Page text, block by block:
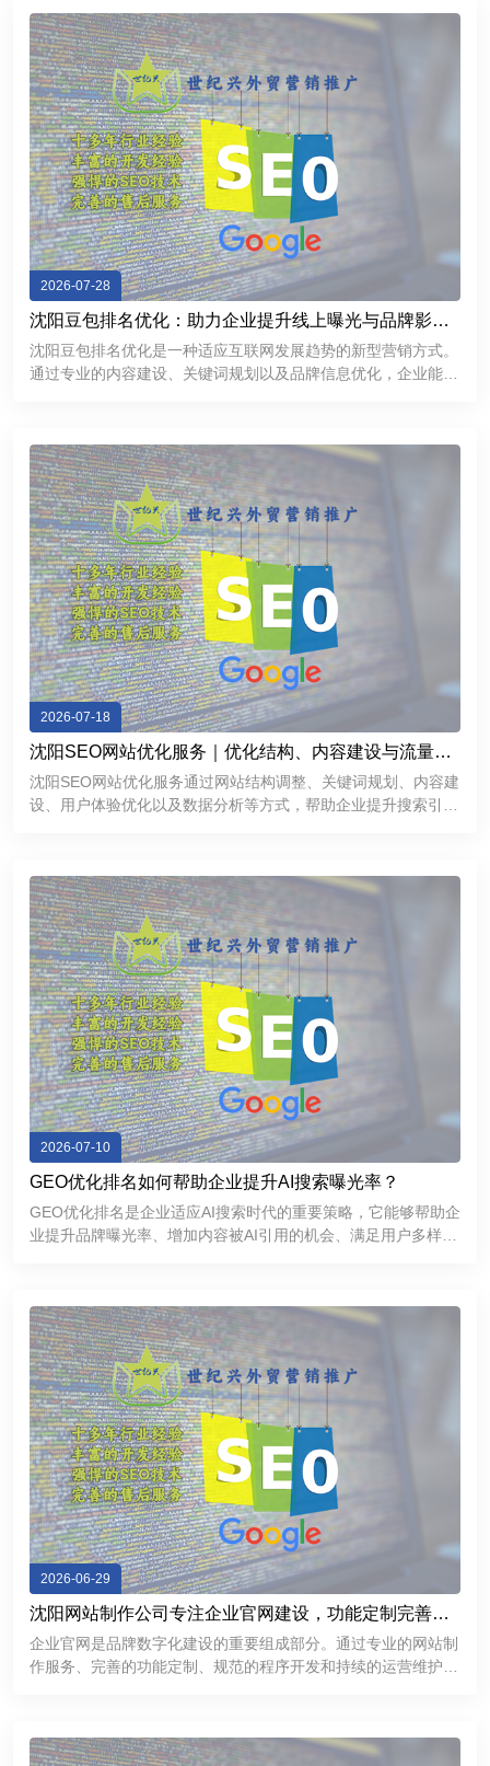
2026-07-28
沈阳豆包排名优化：助力企业提升线上曝光与品牌影响
力
沈阳豆包排名优化是一种适应互联网发展趋势的新型营销方式。
通过专业的内容建设、关键词规划以及品牌信息优化，企业能够
2026-07-18
沈阳SEO网站优化服务｜优化结构、内容建设与流量增
长方案
沈阳SEO网站优化服务通过网站结构调整、关键词规划、内容建
设、用户体验优化以及数据分析等方式，帮助企业提升搜索引擎
度，还能够成为持
2026-07-10
GEO优化排名如何帮助企业提升AI搜索曝光率？
GEO优化排名是企业适应AI搜索时代的重要策略，它能够帮助企
业提升品牌曝光率、增加内容被AI引用的机会、满足用户多样化
2026-06-29
沈阳网站制作公司专注企业官网建设，功能定制完善，
提升品牌互联网形象
企业官网是品牌数字化建设的重要组成部分。通过专业的网站制
作服务、完善的功能定制、规范的程序开发和持续的运营维护，
持。